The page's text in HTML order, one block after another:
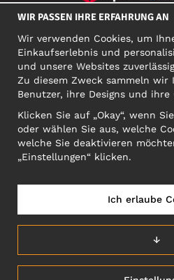
FIRMA
Narva mnt 5, EE-
Org: 12356245, VAT:
ACHTUNG!
DEUTSCHLAND/
WIR PASSEN IHRE ERFAHRUNG AN
Wir verwenden Cookies, um
Einkaufserlebnis und
und unsere Websites
Zu diesem Zweck sammeln
Benutzer, ihre Designs und ihre
Klicken Sie auf „Okay“, wenn
oder wählen Sie aus, welche
welche Sie deaktivieren
„Einstellungen“ klicken.
↓
Ich erlaube